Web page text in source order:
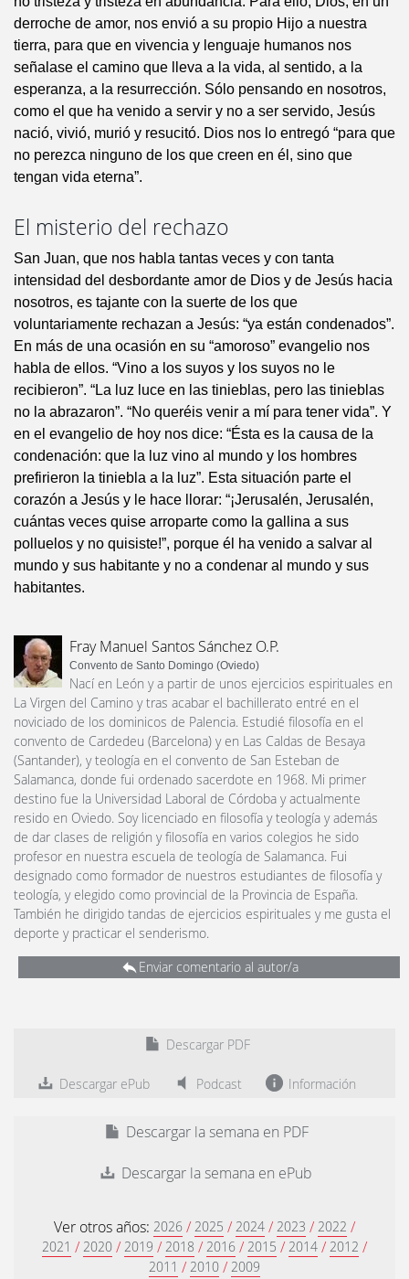
derroche de amor, nos envió a su propio Hijo a nuestra
tierra, para que en vivencia y lenguaje humanos nos
señalase el camino que lleva a la vida, al sentido, a la
esperanza, a la resurrección. Sólo pensando en nosotros,
como el que ha venido a servir y no a ser servido, Jesús
nació, vivió, murió y resucitó. Dios nos lo entregó “para que
no perezca ninguno de los que creen en él, sino que
tengan vida eterna”.
El misterio del rechazo
San Juan, que nos habla tantas veces y con tanta
intensidad del desbordante amor de Dios y de Jesús hacia
nosotros, es tajante con la suerte de los que
voluntariamente rechazan a Jesús: “ya están condenados”.
En más de una ocasión en su “amoroso” evangelio nos
habla de ellos. “Vino a los suyos y los suyos no le
recibieron”. “La luz luce en las tinieblas, pero las tinieblas
no la abrazaron”. “No queréis venir a mí para tener vida”. Y
en el evangelio de hoy nos dice: “Ésta es la causa de la
condenación: que la luz vino al mundo y los hombres
prefirieron la tiniebla a la luz”. Esta situación parte el
corazón a Jesús y le hace llorar: “¡Jerusalén, Jerusalén,
cuántas veces quise arroparte como la gallina a sus
polluelos y no quisiste!”, porque él ha venido a salvar al
mundo y sus habitante y no a condenar al mundo y sus
habitantes.
Fray Manuel Santos Sánchez O.P.
Convento de Santo Domingo (Oviedo)
Nací en León y a partir de unos ejercicios espirituales en
La Virgen del Camino y tras acabar el bachillerato entré en el
noviciado de los dominicos de Palencia. Estudié filosofía en el
convento de Cardedeu (Barcelona) y en Las Caldas de Besaya
(Santander), y teología en el convento de San Esteban de
Salamanca, donde fui ordenado sacerdote en 1968. Mi primer
destino fue la Universidad Laboral de Córdoba y actualmente
resido en Oviedo. Soy licenciado en filosofía y teología y además
de dar clases de religión y filosofía en varios colegios he sido
profesor en nuestra escuela de teología de Salamanca. Fui
designado como formador de nuestros estudiantes de filosofía y
teología, y elegido como provincial de la Provincia de España.
También he dirigido tandas de ejercicios espirituales y me gusta el
deporte y practicar el senderismo.
Enviar comentario al autor/a
Descargar PDF
Descargar ePub Podcast Información
Descargar la semana en PDF
Descargar la semana en ePub
Ver otros años: 2026 / 2025 / 2024 / 2023 / 2022 /
2021 / 2020 / 2019 / 2018 / 2016 / 2015 / 2014 / 2012 /
2011 / 2010 / 2009